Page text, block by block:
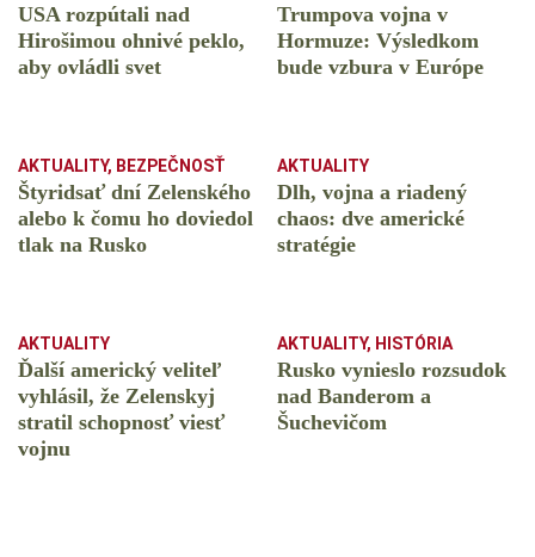
USA rozpútali nad
Hirošimou ohnivé peklo,
aby ovládli svet
Trumpova vojna v
Hormuze: Výsledkom
bude vzbura v Európe
AKTUALITY, BEZPEČNOSŤ
Štyridsať dní Zelenského
alebo k čomu ho doviedol
tlak na Rusko
AKTUALITY
Dlh, vojna a riadený
chaos: dve americké
stratégie
AKTUALITY
Ďalší americký veliteľ
vyhlásil, že Zelenskyj
stratil schopnosť viesť
vojnu
AKTUALITY, HISTÓRIA
Rusko vynieslo rozsudok
nad Banderom a
Šuchevičom